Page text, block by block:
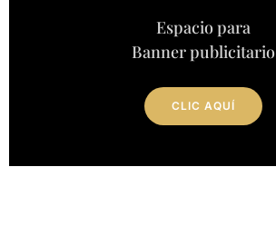
Espacio para
Banner publicitario
CLIC AQUÍ